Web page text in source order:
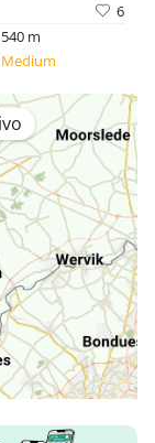
6
540 m
Medium